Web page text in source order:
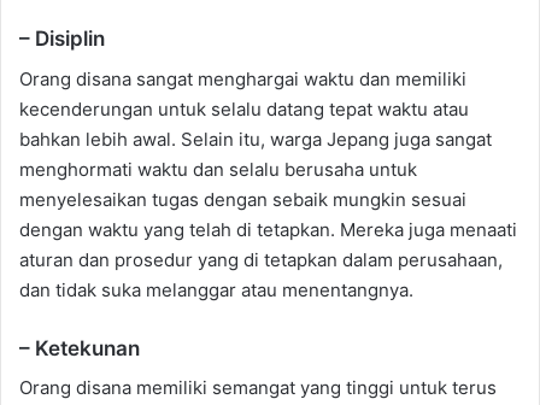
– Disiplin
Orang disana sangat menghargai waktu dan memiliki
kecenderungan untuk selalu datang tepat waktu atau
bahkan lebih awal. Selain itu, warga Jepang juga sangat
menghormati waktu dan selalu berusaha untuk
menyelesaikan tugas dengan sebaik mungkin sesuai
dengan waktu yang telah di tetapkan. Mereka juga menaati
aturan dan prosedur yang di tetapkan dalam perusahaan,
dan tidak suka melanggar atau menentangnya.
– Ketekunan
Orang disana memiliki semangat yang tinggi untuk terus